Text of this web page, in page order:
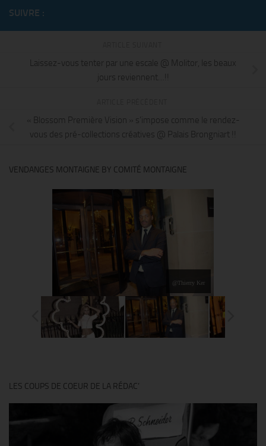
SUIVRE :
Laissez-vous tenter par une escale @ Molitor, les beaux
jours reviennent…!!
« Blossom Première Vision » s’impose comme le rendez-
vous des pré-collections créatives @ Palais Brongniart !!
VENDANGES MONTAIGNE BY COMITÉ MONTAIGNE
@Thierry Ker
LES COUPS DE COEUR DE LA RÉDAC’